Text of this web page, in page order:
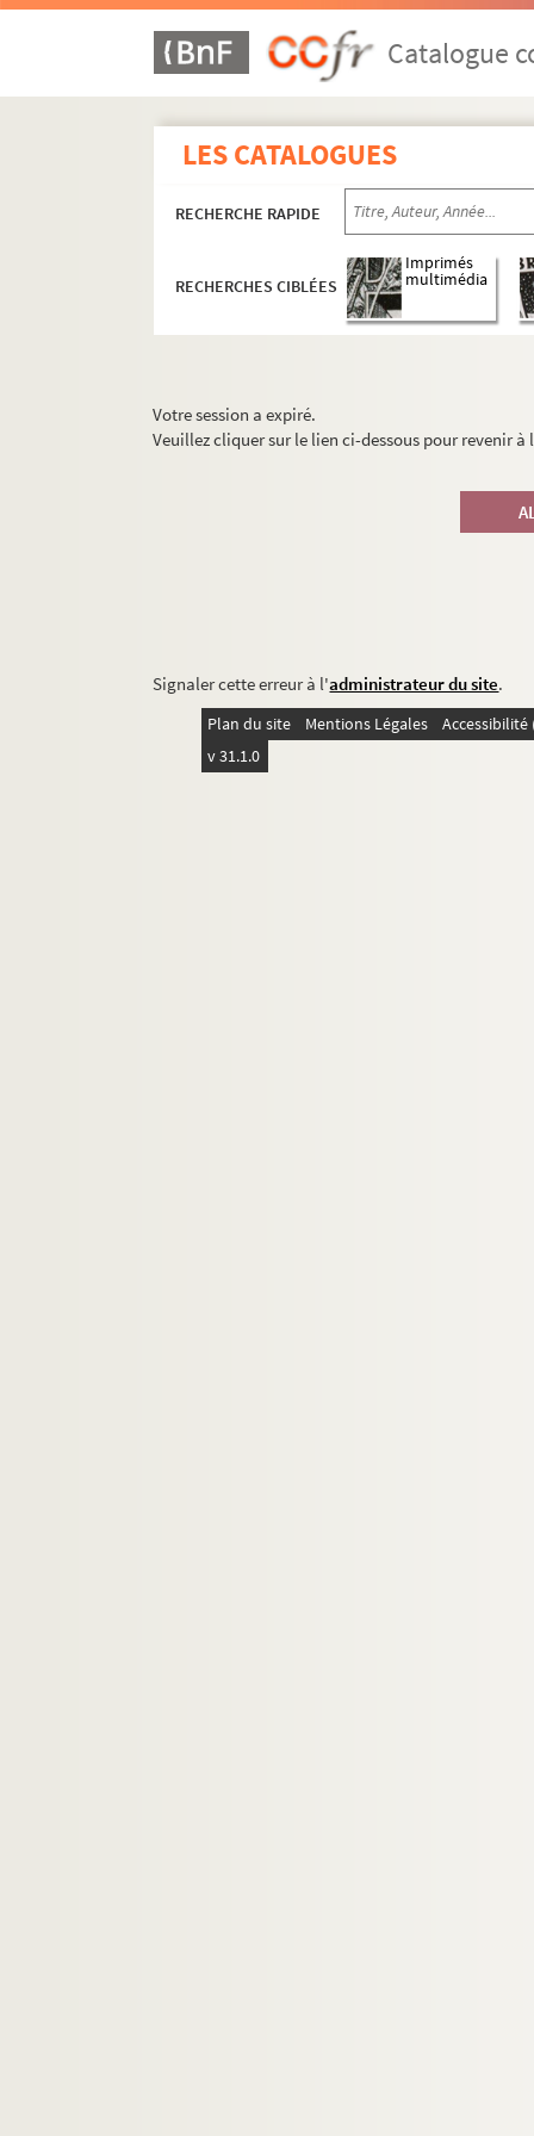
Catalogue
LES CATALOGUES
RECHERCHE RAPIDE
RECHERCHES CIBLÉES
Imprimés
multimédia
Votre session a expiré.
Veuillez cliquer sur le lien ci-dessous pour revenir
Signaler cette erreur à l'administrateur du site.
Plan du site Mentions Légales
v 31.1.0